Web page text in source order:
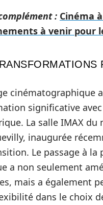
: Cinéma
à venir pour
cinématographique
significative avec
La salle IMAX du
inaugurée
Le passage à la
a non seulement
mais a également
dans le choix